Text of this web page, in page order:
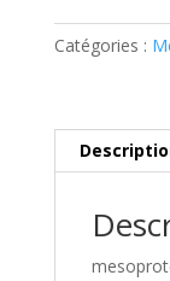
Catégories :